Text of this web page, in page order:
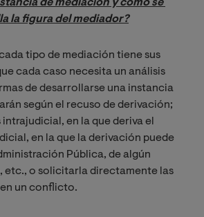
de mediación y cómo se
la figura del mediador?
tipo de mediación tiene sus
cada caso necesita un análisis
de desarrollarse una instancia
según el recuso de derivación;
en la que deriva el
en la que la derivación puede
Pública, de algún
etc., o solicitarla directamente las
un conflicto.